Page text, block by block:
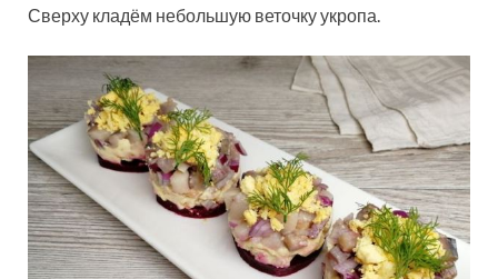
Сверху кладём небольшую веточку укропа.